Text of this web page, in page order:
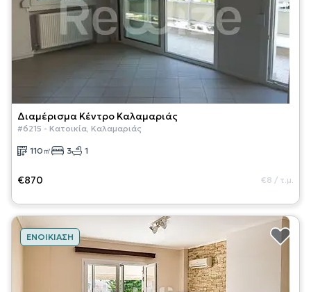
Διαμέρισμα Κέντρο Καλαμαριάς
#6215 - Κατοικία, Καλαμαριάς
110 ㎡ 3 1
€870 €8 / τ.μ.
ΕΝΟΙΚΊΑΣΗ